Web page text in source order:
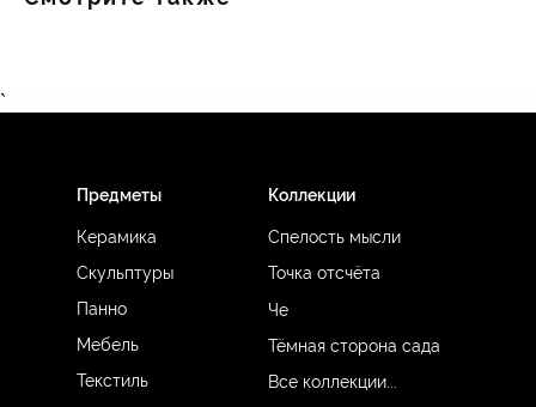
`
Панно
Предметы Коллекции
Все коллекции...
Мебель
Текстиль
Тёмная сторона сада
Че
Точка отсчёта
Спелость мысли
Керамика
Скульптуры